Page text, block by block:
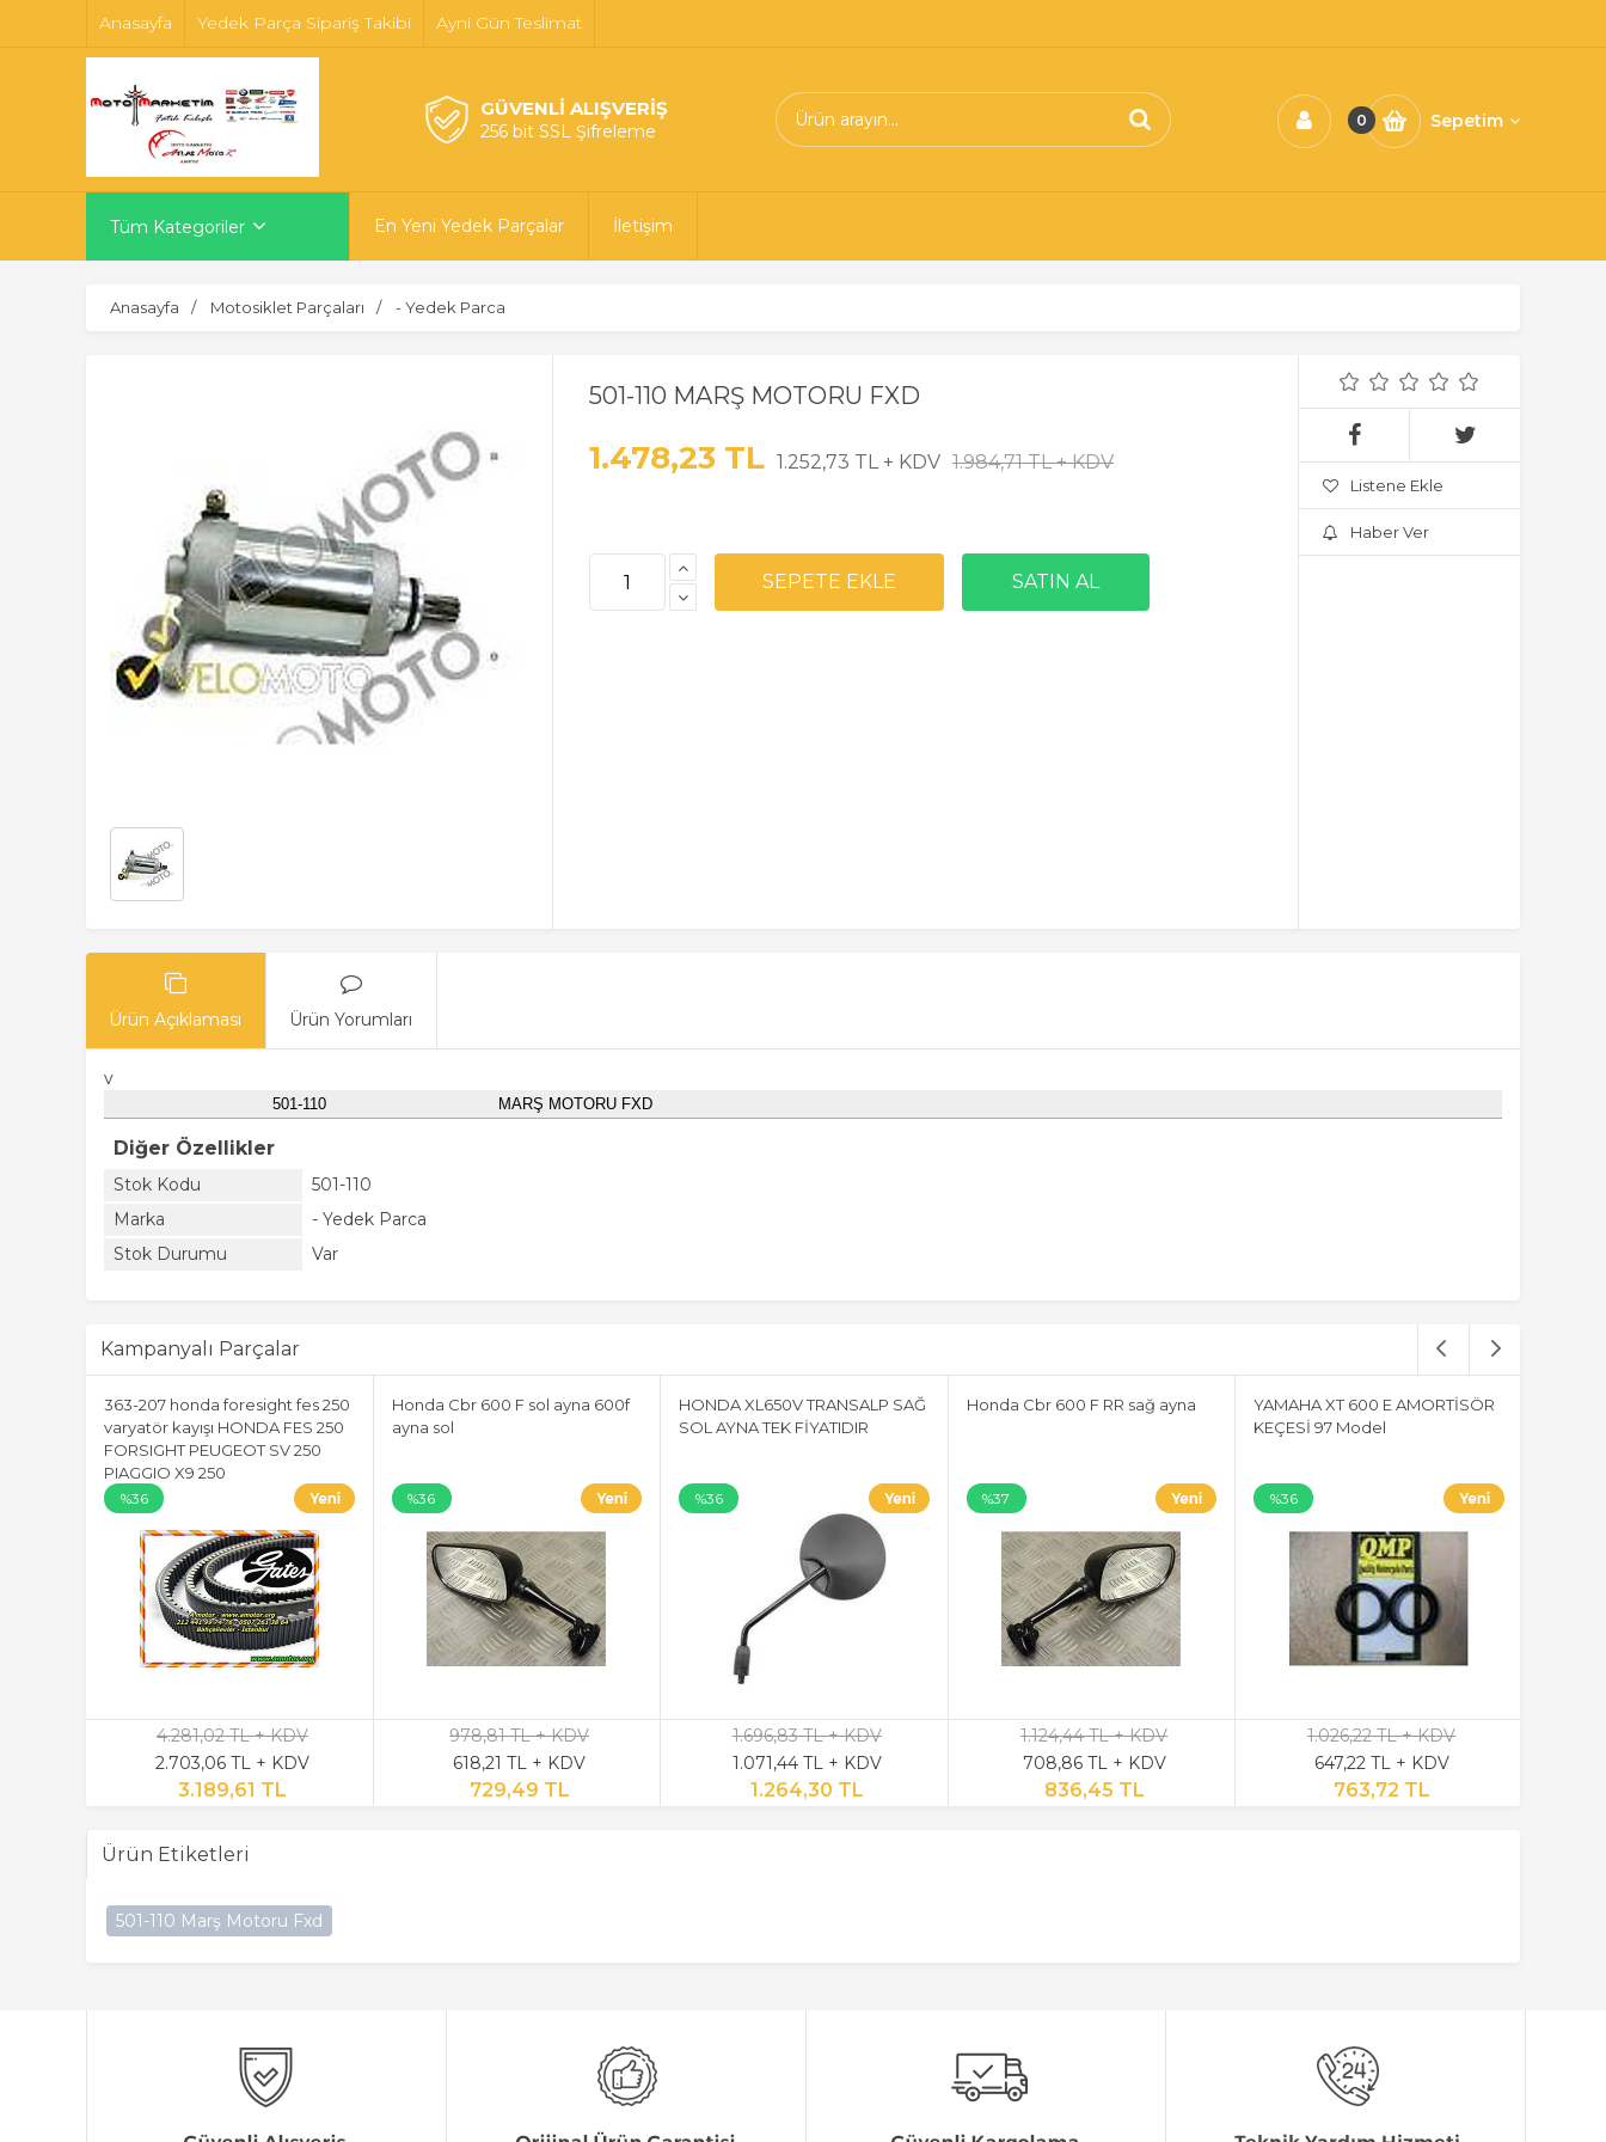
Anasayfa Yedek Parça Sipariş Takibi Ayni Gün Teslimat
GÜVENLİ ALIŞVERİŞ
256 bit SSL Şifreleme
0 Sepetim
Tüm Kategoriler En Yeni Yedek Parçalar İletişim
Anasayfa Motosiklet Parçaları - Yedek Parca
501-110 MARŞ MOTORU FXD
1.478,23 TL 1.252,73 TL + KDV 1.984,71 TL + KDV
Listene Ekle
Haber Ver
Ürün Açıklaması Ürün Yorumları
v
501-110 MARŞ MOTORU FXD
Diğer Özellikler
Stok Kodu
501-110
Marka
- Yedek Parca
Stok Durumu
Var
Kampanyalı Parçalar
363-207 honda foresight fes 250
varyatör kayışı HONDA FES 250
FORSIGHT PEUGEOT SV 250
PIAGGIO X9 250
%36
4.281,02 TL + KDV
2.703,06 TL + KDV
3.189,61 TL
Honda Cbr 600 F sol ayna 600f
ayna sol
%36
978,81 TL + KDV
618,21 TL + KDV
729,49 TL
HONDA XL650V TRANSALP SAĞ
SOL AYNA TEK FİYATIDIR
%36
1.696,83 TL + KDV
1.071,44 TL + KDV
1.264,30 TL
Honda Cbr 600 F RR sağ ayna
%37
1.124,44 TL + KDV
708,86 TL + KDV
836,45 TL
YAMAHA XT 600 E AMORTİSÖR
KEÇESİ 97 Model
%36
1.026,22 TL + KDV
647,22 TL + KDV
763,72 TL
Ürün Etiketleri
501-110 Marş Motoru Fxd